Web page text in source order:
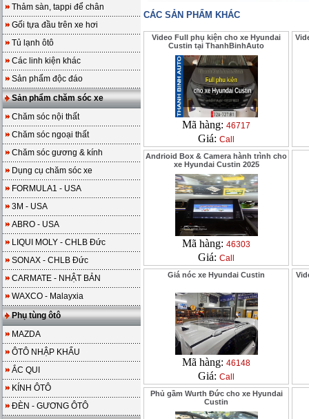
Thảm sàn, tappi để chân
Gối tựa đầu trên xe hơi
Tủ lạnh ôtô
Các linh kiện khác
Sản phẩm độc đáo
Sản phẩm chăm sóc xe
Chăm sóc nội thất
Chăm sóc ngoại thất
Chăm sóc gương & kính
Dụng cụ chăm sóc xe
FORMULA1 - USA
3M - USA
ABRO - USA
LIQUI MOLY - CHLB Đức
SONAX - CHLB Đức
CARMATE - NHẬT BẢN
WAXCO - Malayxia
Phụ tùng ôtô
MAZDA
ÔTÔ NHẬP KHẨU
ẮC QUI
KÍNH ÔTÔ
ĐÈN - GƯƠNG ÔTÔ
CÁC SẢN PHẨM KHÁC
Video Full phụ kiện cho xe Hyundai
Custin tại ThanhBinhAuto
Mã hàng: 46717
Giá: Call
Andrioid Box & Camera hành trình cho
xe Hyundai Custin 2025
Mã hàng: 46303
Giá: Call
Giá nóc xe Hyundai Custin
Mã hàng: 46148
Giá: Call
Phủ gầm Wurth Đức cho xe Hyundai
Custin